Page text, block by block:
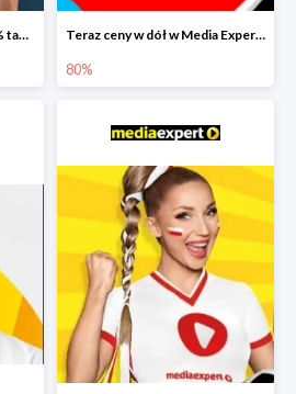
Powrót na uczelnię do -80% taniej Teraz ceny w dół w Media Expert do -80%
80%